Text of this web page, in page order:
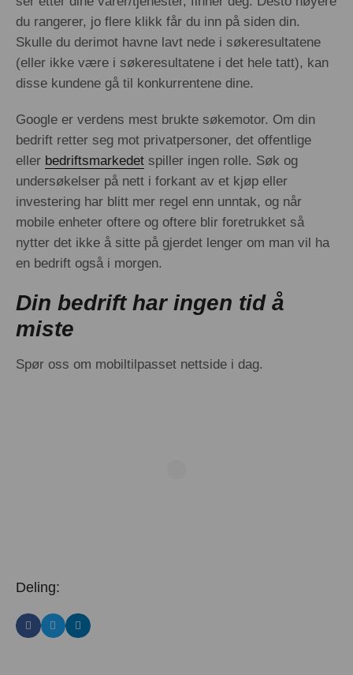
du rangerer, jo flere klikk får du inn på siden din.
Skulle du derimot havne lavt nede i søkeresultatene
(eller ikke være i søkeresultatene i det hele tatt), kan
disse kundene gå til konkurrentene dine.
Google er verdens mest brukte søkemotor. Om din
bedrift retter seg mot privatpersoner, det offentlige
eller bedriftsmarkedet spiller ingen rolle. Søk og
undersøkelser på nett i forkant av et kjøp eller
investering har blitt mer regel enn unntak, og når
mobile enheter oftere og oftere blir foretrukket så
nytter det ikke å sitte på gjerdet lenger om man vil ha
en bedrift også i morgen.
Din bedrift har ingen tid å
miste
Spør oss om mobiltilpasset nettside i dag.
Deling: